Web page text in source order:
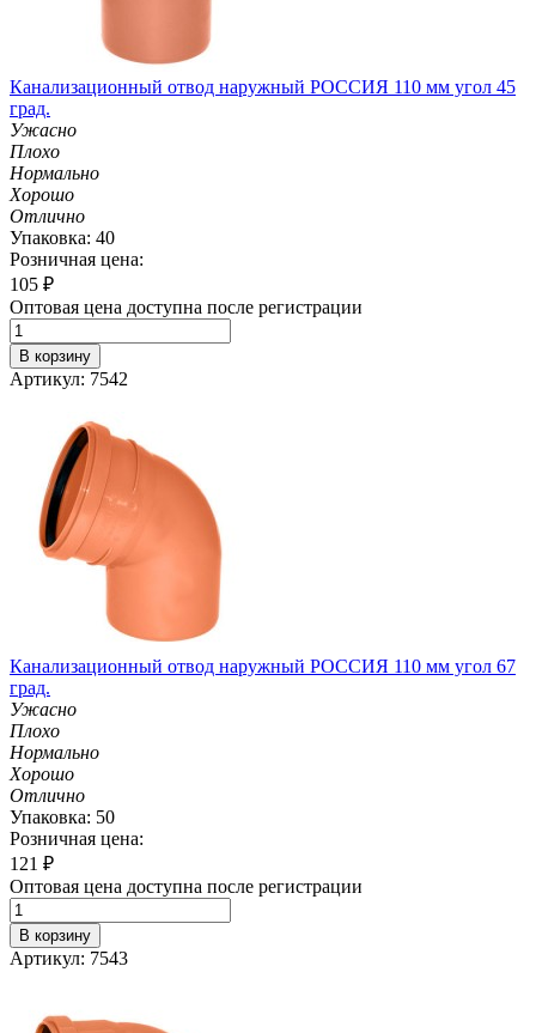
Канализационный отвод наружный РОССИЯ 110 мм угол 45
град.
Ужасно
Плохо
Нормально
Хорошо
Отлично
Упаковка: 40
Розничная цена:
105 ₽
Оптовая цена доступна после регистрации
В корзину
Артикул: 7542
Канализационный отвод наружный РОССИЯ 110 мм угол 67
град.
Ужасно
Плохо
Нормально
Хорошо
Отлично
Упаковка: 50
Розничная цена:
121 ₽
Оптовая цена доступна после регистрации
В корзину
Артикул: 7543